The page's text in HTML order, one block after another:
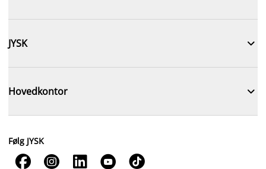
JYSK 
Hovedkontor 
Følg JYSK
    